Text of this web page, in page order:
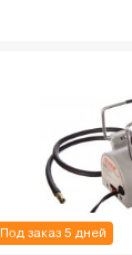
Под заказ 5 дней